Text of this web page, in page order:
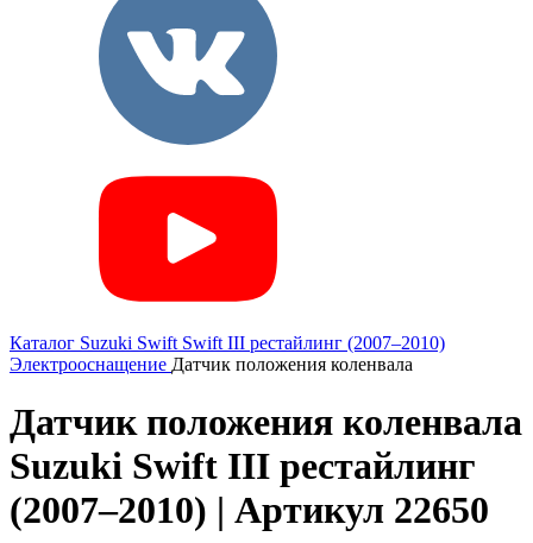
Каталог Suzuki Swift Swift III рестайлинг (2007–2010)
Электрооснащение Датчик положения коленвала
Датчик положения коленвала
Suzuki Swift III рестайлинг
(2007–2010) | Артикул 22650